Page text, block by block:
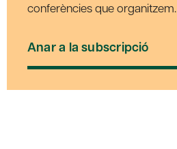
conferències que organitzem.
Anar a la subscripció